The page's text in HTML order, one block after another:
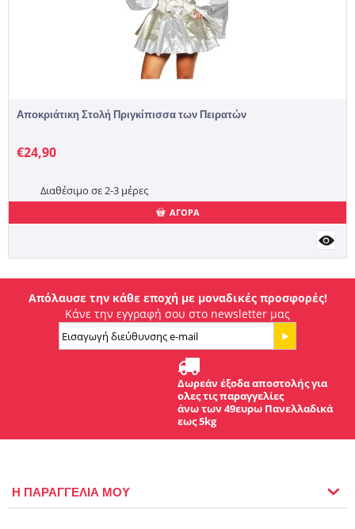
Αποκριάτικη Στολή Πριγκίπισσα των Πειρατών
€24,90
Διαθέσιμο σε 2-3 μέρες
ΑΓΟΡΑ
Απόλαυσε την κάθε εποχή με μοναδικές προσφορές!
Κάνε την εγγραφή σου στο newsletter μας
Δωρεάν έξοδα αποστολής για
ολες τις παραγγελίες
άνω των 49ευρω Πανελλαδικά
εως 5kg
Η ΠΑΡΑΓΓΕΛΙΑ ΜΟΥ